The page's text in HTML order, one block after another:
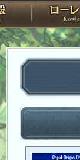
PandoraPartyProject
神殿